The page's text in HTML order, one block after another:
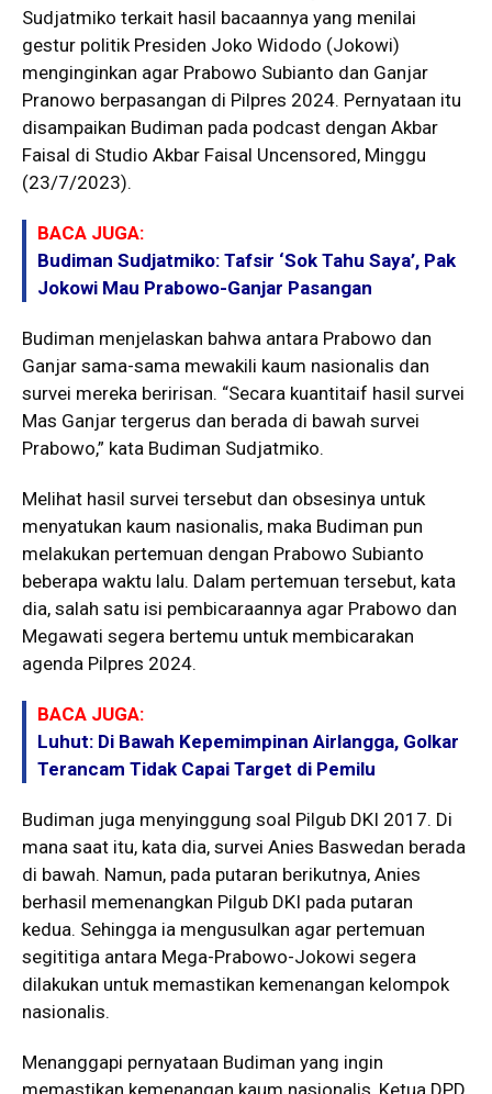
Sudjatmiko terkait hasil bacaannya yang menilai
gestur politik Presiden Joko Widodo (Jokowi)
menginginkan agar Prabowo Subianto dan Ganjar
Pranowo berpasangan di Pilpres 2024. Pernyataan itu
disampaikan Budiman pada podcast dengan Akbar
Faisal di Studio Akbar Faisal Uncensored, Minggu
(23/7/2023).
BACA JUGA:
Budiman Sudjatmiko: Tafsir ‘Sok Tahu Saya’, Pak
Jokowi Mau Prabowo-Ganjar Pasangan
Budiman menjelaskan bahwa antara Prabowo dan
Ganjar sama-sama mewakili kaum nasionalis dan
survei mereka beririsan. “Secara kuantitaif hasil survei
Mas Ganjar tergerus dan berada di bawah survei
Prabowo,” kata Budiman Sudjatmiko.
Melihat hasil survei tersebut dan obsesinya untuk
menyatukan kaum nasionalis, maka Budiman pun
melakukan pertemuan dengan Prabowo Subianto
beberapa waktu lalu. Dalam pertemuan tersebut, kata
dia, salah satu isi pembicaraannya agar Prabowo dan
Megawati segera bertemu untuk membicarakan
agenda Pilpres 2024.
BACA JUGA:
Luhut: Di Bawah Kepemimpinan Airlangga, Golkar
Terancam Tidak Capai Target di Pemilu
Budiman juga menyinggung soal Pilgub DKI 2017. Di
mana saat itu, kata dia, survei Anies Baswedan berada
di bawah. Namun, pada putaran berikutnya, Anies
berhasil memenangkan Pilgub DKI pada putaran
kedua. Sehingga ia mengusulkan agar pertemuan
segititiga antara Mega-Prabowo-Jokowi segera
dilakukan untuk memastikan kemenangan kelompok
nasionalis.
Menanggapi pernyataan Budiman yang ingin